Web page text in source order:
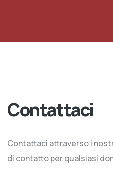
Contattaci
Contattaci attraverso i
di contatto per qualsiasi